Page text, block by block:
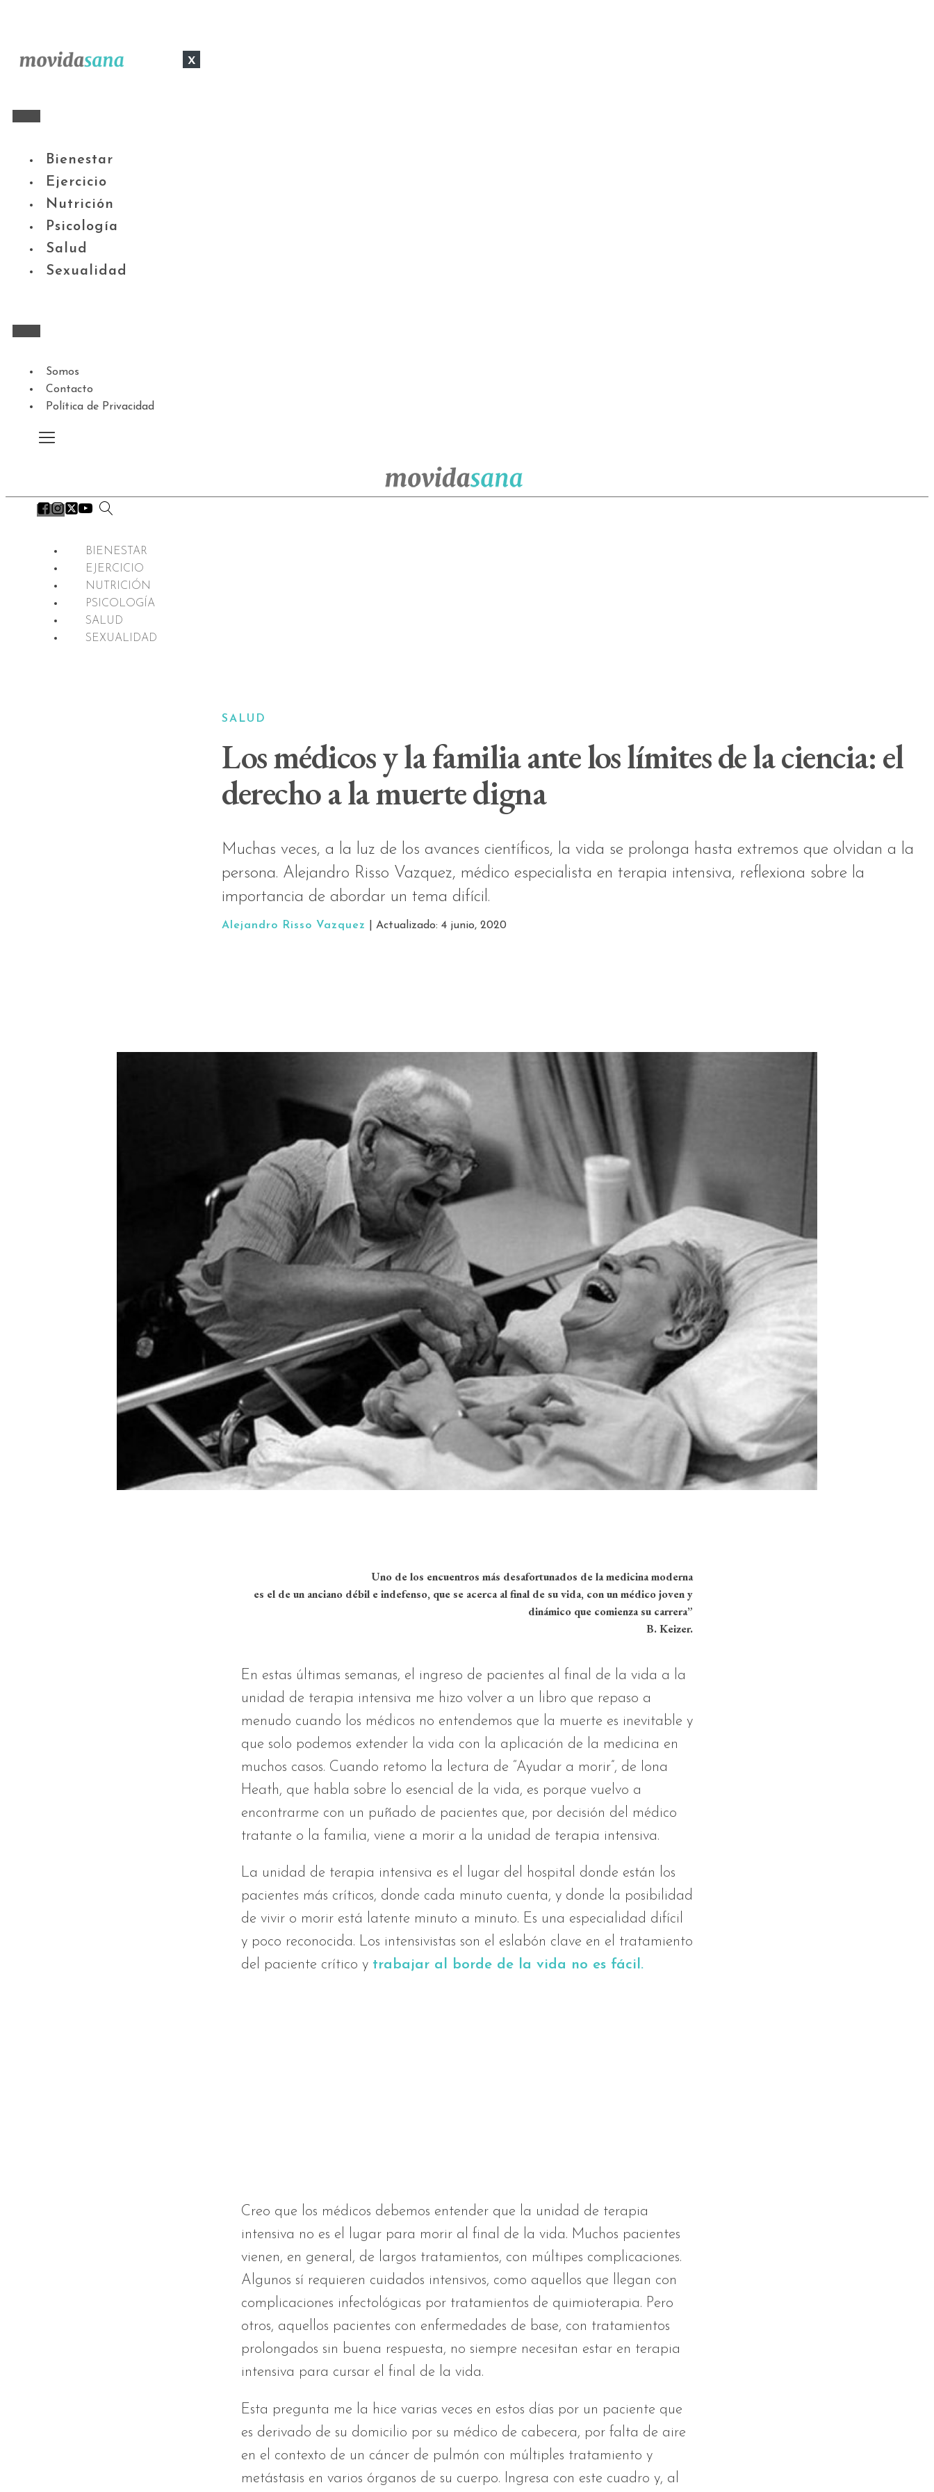
x
Bienestar
Ejercicio
Nutrición
Psicología
Salud
Sexualidad
Somos
Contacto
Política de Privacidad
BIENESTAR
EJERCICIO
NUTRICIÓN
PSICOLOGÍA
SALUD
SEXUALIDAD
SALUD
Los médicos y la familia ante los límites de la ciencia: el
derecho a la muerte digna
Muchas veces, a la luz de los avances científicos, la vida se prolonga hasta extremos que olvidan a la
persona. Alejandro Risso Vazquez, médico especialista en terapia intensiva, reflexiona sobre la
importancia de abordar un tema difícil.
Alejandro Risso Vazquez | Actualizado: 4 junio, 2020
Uno de los encuentros más desafortunados de la medicina moderna
es el de un anciano débil e indefenso, que se acerca al final de su vida, con un médico joven y
dinámico que comienza su carrera”
B. Keizer.
En estas últimas semanas, el ingreso de pacientes al final de la vida a la
unidad de terapia intensiva me hizo volver a un libro que repaso a
menudo cuando los médicos no entendemos que la muerte es inevitable y
que solo podemos extender la vida con la aplicación de la medicina en
muchos casos. Cuando retomo la lectura de “Ayudar a morir”, de Iona
Heath, que habla sobre lo esencial de la vida, es porque vuelvo a
encontrarme con un puñado de pacientes que, por decisión del médico
tratante o la familia, viene a morir a la unidad de terapia intensiva.
La unidad de terapia intensiva es el lugar del hospital donde están los
pacientes más críticos, donde cada minuto cuenta, y donde la posibilidad
de vivir o morir está latente minuto a minuto. Es una especialidad difícil
y poco reconocida. Los intensivistas son el eslabón clave en el tratamiento
del paciente crítico y trabajar al borde de la vida no es fácil.
Creo que los médicos debemos entender que la unidad de terapia
intensiva no es el lugar para morir al final de la vida. Muchos pacientes
vienen, en general, de largos tratamientos, con múltipes complicaciones.
Algunos sí requieren cuidados intensivos, como aquellos que llegan con
complicaciones infectológicas por tratamientos de quimioterapia. Pero
otros, aquellos pacientes con enfermedades de base, con tratamientos
prolongados sin buena respuesta, no siempre necesitan estar en terapia
intensiva para cursar el final de la vida.
Esta pregunta me la hice varias veces en estos días por un paciente que
es derivado de su domicilio por su médico de cabecera, por falta de aire
en el contexto de un cáncer de pulmón con múltiples tratamiento y
metástasis en varios órganos de su cuerpo. Ingresa con este cuadro y, al